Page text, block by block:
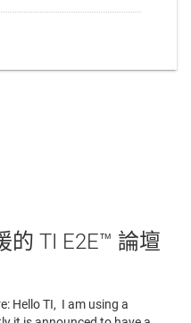
的 TI E2E™ 論壇